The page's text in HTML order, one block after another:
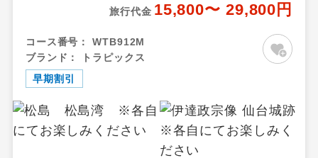
旅行代金 15,800〜 29,800円
コース番号：
WTB912M
ブランド：
トラピックス
早期割引